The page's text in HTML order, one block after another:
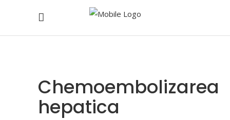
Chemoembolizarea
hepatica